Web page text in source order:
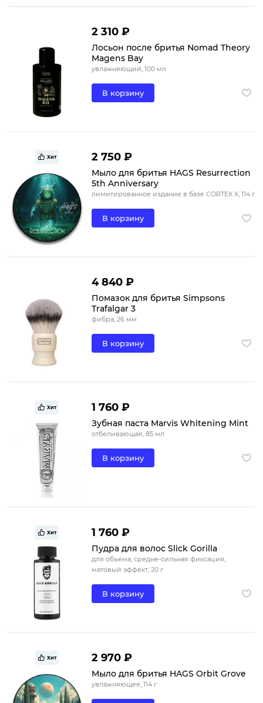
2 310 ₽
Лосьон после бритья Nomad Theory
Magens Bay
увлажняющий, 100 мл
В корзину
Хит 2 750 ₽
Мыло для бритья HAGS Resurrection
5th Anniversary
лимитированное издание в базе CORTEX X, 114 г
В корзину
4 840 ₽
Помазок для бритья Simpsons
Trafalgar 3
фибра, 26 мм
В корзину
Хит 1 760 ₽
Зубная паста Marvis Whitening Mint
отбеливающая, 85 мл
В корзину
Хит 1 760 ₽
Пудра для волос Slick Gorilla
для объема, средне-сильная фиксация,
матовый эффект, 20 г
В корзину
Хит 2 970 ₽
Мыло для бритья HAGS Orbit Grove
увлажняющее, 114 г